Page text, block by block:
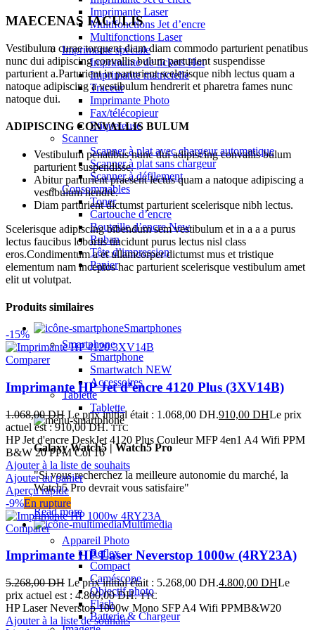
Imprimante Laser
Multifonctions Jet d’encre
Multifonctions Laser
Imprimante spéciale
Imprimante de ticketsHot
Imprimante matricielle
Traceur
Imprimante Photo
Fax/télécopieur
Etiqueteuse
Scanner
Scanner à plat avec chargeur automatique
Scanner à plat sans chargeur
Scanner à défilement
Consommables
Toner
Cartouche d’encre
Bouteille d’encreNew
Ruban
Tête d’impression
Papier
Smartphones
Smartphone
Smartphone
Smartwatch NEW
Accessoires
Tablette
Tablette
Galaxy Watch5 | Watch5 Pro
"Si vous recherchez la meilleure autonomie du marché, la
Watch5 Pro devrait vous satisfaire"
Read more
Multimedia
Appareil Photo
Reflex
Compact
Caméscope
Objectif photo
Flash
Batterie & Chargeur
MAECENAS IACULIS
Vestibulum curae torquent diam diam commodo parturient penatibus
nunc dui adipiscing convallis bulum parturient suspendisse
parturient a.Parturient in parturient scelerisque nibh lectus quam a
natoque adipiscing a vestibulum hendrerit et pharetra fames nunc
natoque dui.
ADIPISCING CONVALLIS BULUM
Vestibulum penatibus nunc dui adipiscing convallis bulum
parturient suspendisse.
Abitur parturient praesent lectus quam a natoque adipiscing a
vestibulum hendre.
Diam parturient dictumst parturient scelerisque nibh lectus.
Scelerisque adipiscing bibendum sem vestibulum et in a a a purus
lectus faucibus lobortis tincidunt purus lectus nisl class
eros.Condimentum a et ullamcorper dictumst mus et tristique
elementum nam inceptos hac parturient scelerisque vestibulum amet
elit ut volutpat.
Produits similaires
-15%
Comparer
Imprimante HP Jet d’encre 4120 Plus (3XV14B)
1.068,00DH Le prix initial était : 1.068,00 DH.910,00 DHLe prix
actuel est : 910,00 DH. TTC
HP Jet d'encre DeskJet 4120 Plus Couleur MFP 4en1 A4 Wifi PPM
B&W 20 PPM Col 16
Ajouter à la liste de souhaits
Ajouter au panier
Aperçu rapide
-9%En rupture
Comparer
Imprimante HP Laser Neverstop 1000w (4RY23A)
5.268,00DH Le prix initial était : 5.268,00 DH.4.800,00 DHLe
prix actuel est : 4.800,00 DH. TTC
HP Laser Neverstop 1000w Mono SFP A4 Wifi PPMB&W20
Ajouter à la liste de souhaits